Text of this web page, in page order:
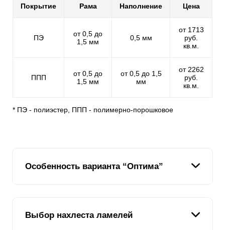
Покрытие Рама Наполнение Цена
ПЭ
от 0,5 до
1,5 мм
0,5 мм
от 1713
руб.
кв.м.
ППП
от 0,5 до
1,5 мм
от 0,5 до 1,5
мм
от 2262
руб.
кв.м.
* ПЭ - полиэстер, ППП - полимерно-порошковое
Особенность варианта “Оптима”
Ламель в заборе “Оптима” имеет форму английской
буквы “Z”. Это хорошо видно на рисунке. В нашей
Выбор нахлеста ламелей